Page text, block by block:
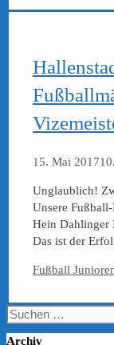
15. Mai 2017
Unglaublich!
Unsere
Hein Dahlinger
Das ist der
Kategorien
Fußball
Suchen
nach:
Archiv